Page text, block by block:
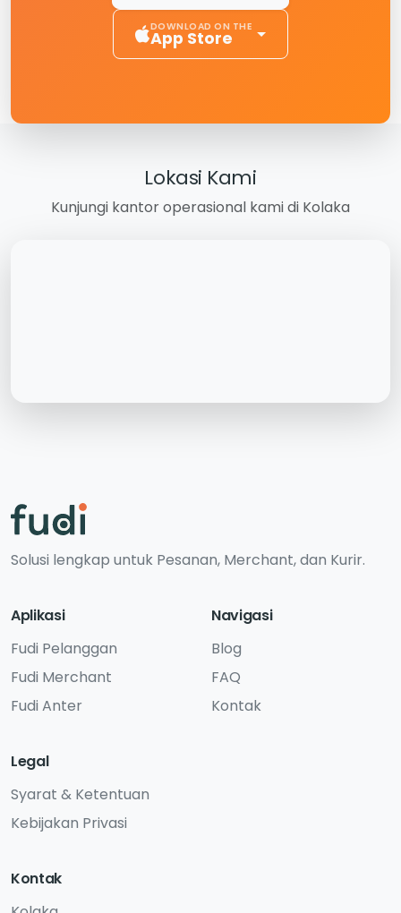
DOWNLOAD ON THE
App Store
Lokasi Kami
Kunjungi kantor operasional kami di Kolaka
Solusi lengkap untuk Pesanan, Merchant, dan Kurir.
Aplikasi
Fudi Pelanggan
Fudi Merchant
Fudi Anter
Navigasi
Blog
FAQ
Kontak
Legal
Syarat & Ketentuan
Kebijakan Privasi
Kontak